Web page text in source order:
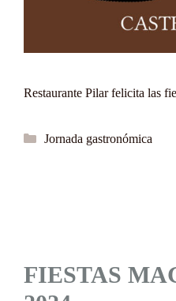
Restaurante Pilar felicita las
Categorías
Jornada gastronómica
FIESTAS